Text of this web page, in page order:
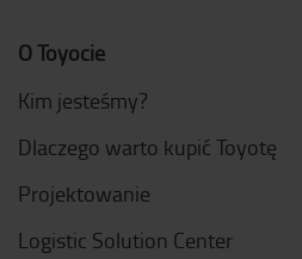
O Toyocie
Kim jesteśmy?
Dlaczego warto kupić Toyotę
Projektowanie
Logistic Solution Center